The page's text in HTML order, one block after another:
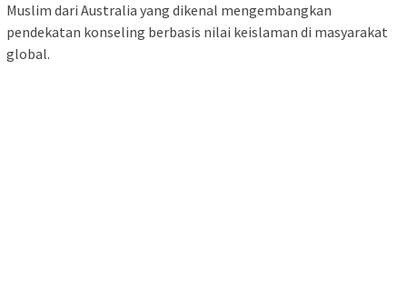
Muslim dari Australia yang dikenal mengembangkan
pendekatan konseling berbasis nilai keislaman di masyarakat
global.